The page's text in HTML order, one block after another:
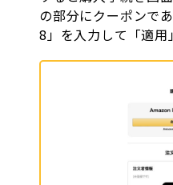
の部分にクーポンで
8」を入力して「適